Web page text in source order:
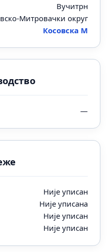
Вучитрн
Митровачки округ
Косовска М
—
Није уписан
Није уписана
Није уписан
Није уписан